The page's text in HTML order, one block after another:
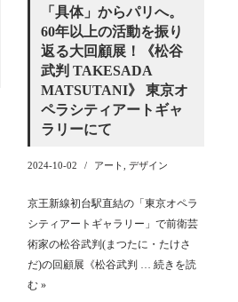
「具体」からパリへ。
60年以上の活動を振り
返る大回顧展！《松谷
武判 TAKESADA
MATSUTANI》 東京オ
ペラシティアートギャ
ラリーにて
2024-10-02 アート ,デザイン
京王新線初台駅直結の「東京オペラ
シティアートギャラリー」で前衛芸
術家の松谷武判(まつたに・たけさ
だ)の回顧展《松谷武判 …続きを読
む »